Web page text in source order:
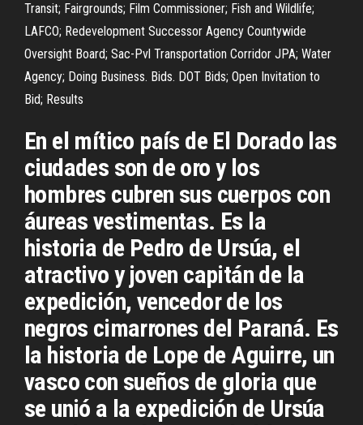
Transit; Fairgrounds; Film Commissioner; Fish and Wildlife;
LAFCO; Redevelopment Successor Agency Countywide
Oversight Board; Sac-Pvl Transportation Corridor JPA; Water
Agency; Doing Business. Bids. DOT Bids; Open Invitation to
Bid; Results
En el mítico país de El Dorado las
ciudades son de oro y los
hombres cubren sus cuerpos con
áureas vestimentas. Es la
historia de Pedro de Ursúa, el
atractivo y joven capitán de la
expedición, vencedor de los
negros cimarrones del Paraná. Es
la historia de Lope de Aguirre, un
vasco con sueños de gloria que
se unió a la expedición de Ursúa